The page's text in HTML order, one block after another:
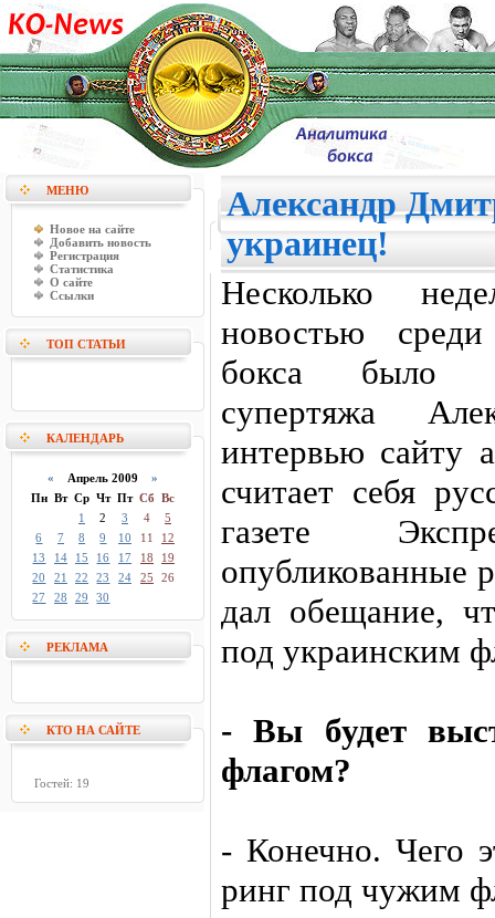
МЕНЮ
Новое на сайте
Добавить новость
Регистрация
Статистика
О сайте
Ссылки
ТОП СТАТЬИ
КАЛЕНДАРЬ
« Апрель 2009 »
Пн Вт Ср Чт Пт Сб Вс
1
2 3 4
5
6
7 8 9 10 11
12
13
14 15 16 17 18
19
20
21 22 23 24 25
26
27
28 29 30
РЕКЛАМА
КТО НА САЙТЕ
Гостей: 19
Александр
украинец!
Несколько
новостью
бокса было
супертяжа
интервью сайту
считает себя
газете
опубликованные
дал обещание,
под украинским
- Вы будет
флагом?
- Конечно. Чего
ринг под чужим